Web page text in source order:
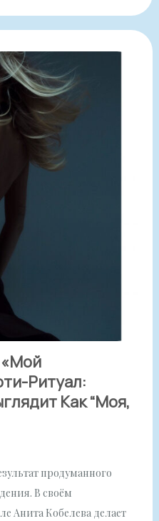
«Мой
Ритуал:
Как “моя,
продуманного
В своём
Анита Кобелева делает